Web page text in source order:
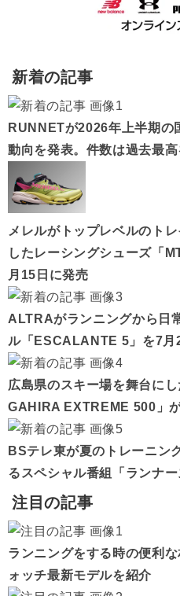
新着の記事
RUNNETが2026年上半期の
動向を発表。件数は過去最
メレルがトップレベルのト
したレーシングシューズ「
月15日に発売
ALTRAがランニングから日
ル「ESCALANTE 5」を7月
広島県のスキー場を舞台に
GAHIRA EXTREME 500」
BSテレ東が夏のトレーニン
るスペシャル番組「ランナ
注目の記事
ランニングをする時の便利
ォッチ最新モデルを紹介